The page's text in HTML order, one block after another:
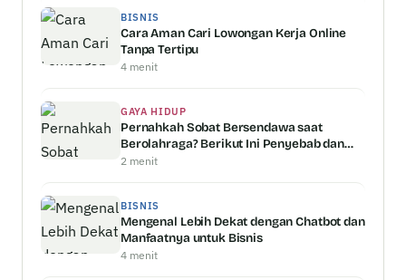
BISNIS
Cara Aman Cari Lowongan Kerja Online
Tanpa Tertipu
4 menit
GAYA HIDUP
Pernahkah Sobat Bersendawa saat
Berolahraga? Berikut Ini Penyebab dan
Penjelasannya
2 menit
BISNIS
Mengenal Lebih Dekat dengan Chatbot dan
Manfaatnya untuk Bisnis
4 menit